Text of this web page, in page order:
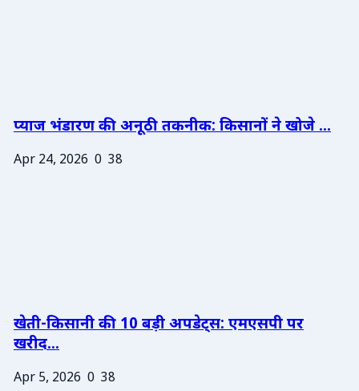
प्याज भंडारण की अनूठी तकनीक: किसानों ने खोजे ...
Apr 24, 2026 0 38
खेती-किसानी की 10 बड़ी अपडेट्स: एमएसपी पर
खरीद...
Apr 5, 2026 0 38